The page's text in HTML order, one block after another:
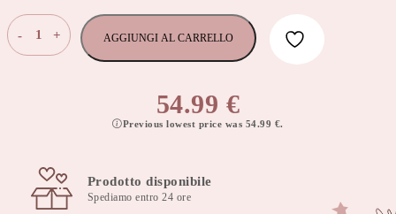
-
Paracolpi
Lettino
rigiel
star
quantità
+ AGGIUNGI AL CARRELLO
54.99 €
Previous lowest price was 54.99 €.
Prodotto disponibile
Spediamo entro 24 ore